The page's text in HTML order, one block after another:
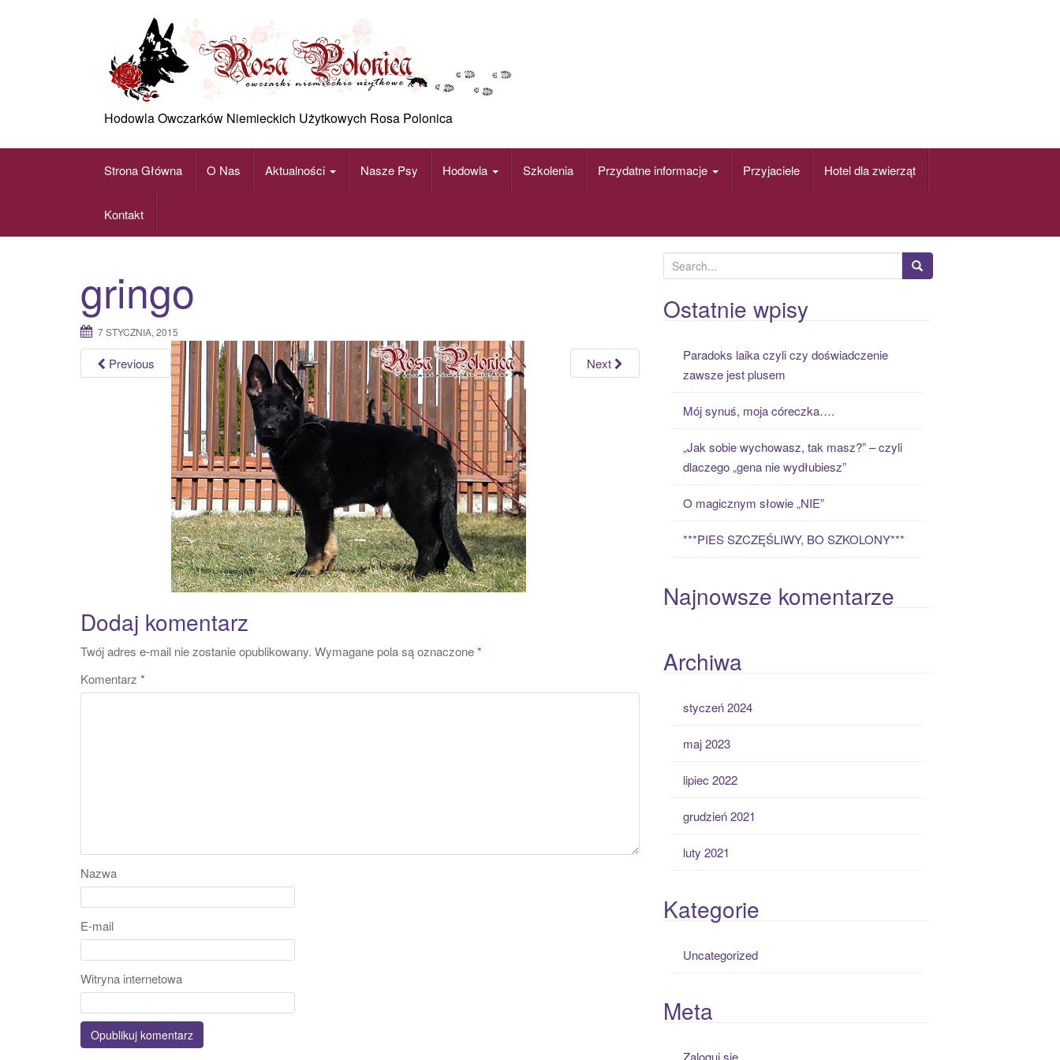
Hodowla Owczarków Niemieckich Użytkowych Rosa Polonica
Strona Główna O Nas Aktualności Nasze Psy Hodowla Szkolenia Przydatne informacje Przyjaciele Hotel dla zwierząt
Kontakt
gringo
7 STYCZNIA, 2015
Previous Next
Dodaj komentarz
Twój adres e-mail nie zostanie opublikowany. Wymagane pola są oznaczone*
Komentarz *
Nazwa
E-mail
Witryna internetowa
e
a
r
Ostatnie wpisy
Paradoks laika czyli czy doświadczenie
zawsze jest plusem
Mój synuś, moja córeczka….
„Jak sobie wychowasz, tak masz?” – czyli
dlaczego „gena nie wydłubiesz”
O magicznym słowie „NIE”
***PIES SZCZĘŚLIWY, BO SZKOLONY***
Najnowsze komentarze
Archiwa
styczeń 2024
maj 2023
lipiec 2022
grudzień 2021
luty 2021
Kategorie
Uncategorized
Meta
Zaloguj się